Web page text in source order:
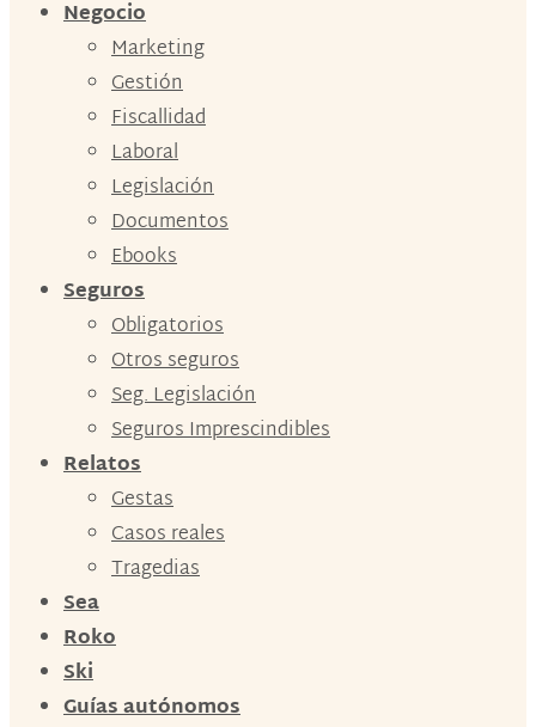
Negocio
Marketing
Gestión
Fiscallidad
Laboral
Legislación
Documentos
Ebooks
Seguros
Obligatorios
Otros seguros
Seg. Legislación
Seguros Imprescindibles
Relatos
Gestas
Casos reales
Tragedias
Sea
Roko
Ski
Guías autónomos